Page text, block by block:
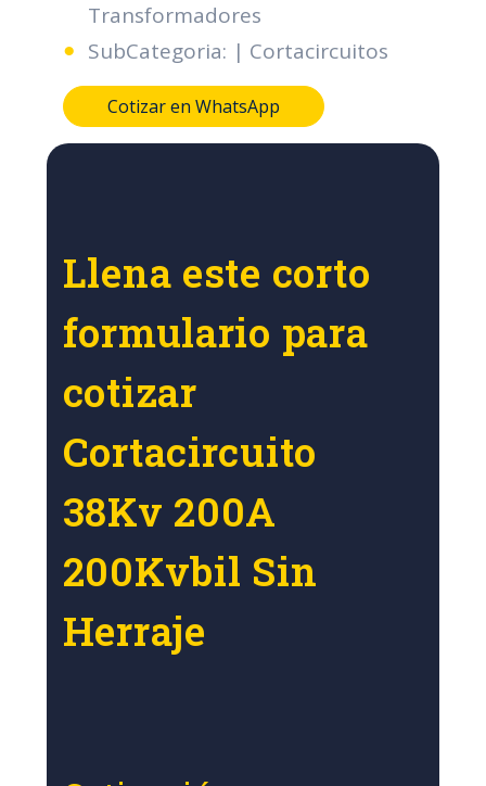
Transformadores
SubCategoria: | Cortacircuitos
Cotizar en WhatsApp
Llena este corto
formulario para
cotizar
Cortacircuito
38Kv 200A
200Kvbil Sin
Herraje